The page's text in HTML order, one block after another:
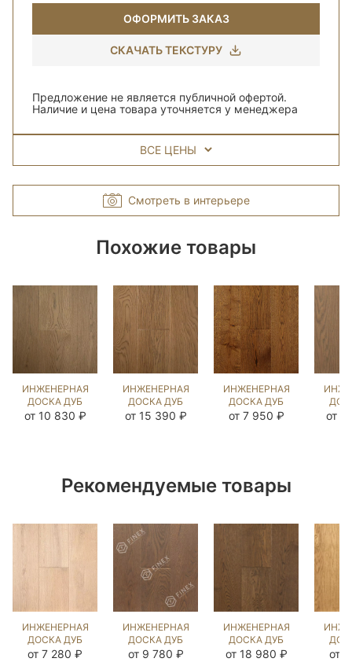
ОФОРМИТЬ ЗАКАЗ
СКАЧАТЬ ТЕКСТУРУ
Предложение не является публичной офертой.
Наличие и цена товара уточняется у менеджера
ВСЕ ЦЕНЫ
Смотреть в интерьере
Похожие товары
ИНЖЕНЕРНАЯ
ДОСКА ДУБ
ЭСТЕЙТ NEW
от 10 830 ₽
ИНЖЕНЕРНАЯ
ДОСКА ДУБ
БЕРТ
от 15 390 ₽
ИНЖЕНЕРНАЯ
ДОСКА ДУБ
18 ВЕК
от 7 950 ₽ от
Рекомендуемые товары
ИНЖЕНЕРНАЯ
ДОСКА ДУБ
КАРЛАЙЛ
от 7 280 ₽
ИНЖЕНЕРНАЯ
ДОСКА ДУБ
ДЕНВЕР
от 9 780 ₽
ИНЖЕНЕРНАЯ
ДОСКА ДУБ
СТРЕЙВУД
от 18 980 ₽ от